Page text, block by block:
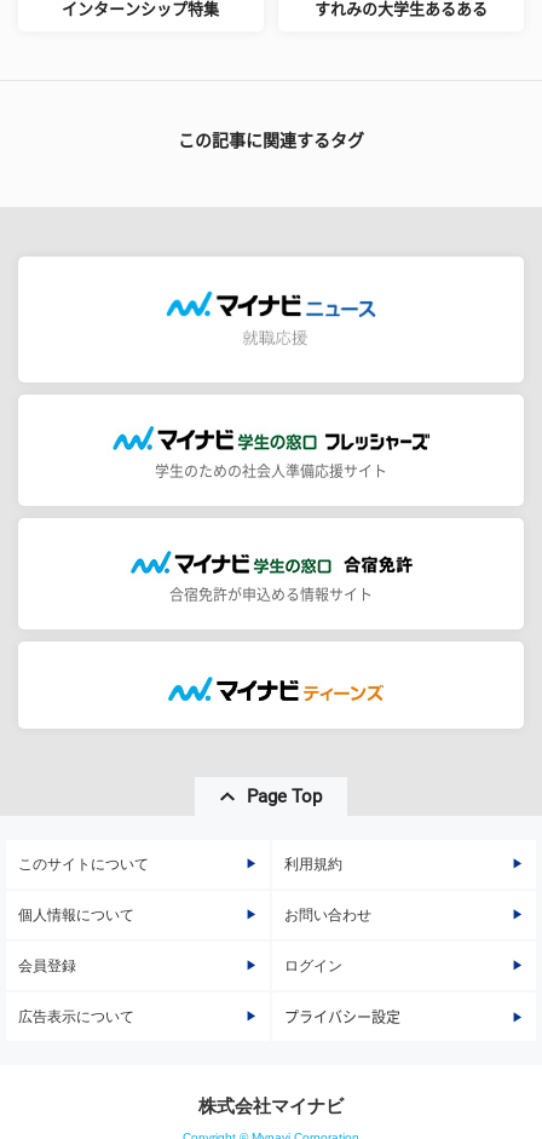
インターンシップ特集 すれみの大学生あるある
この記事に関連するタグ
学生のための社会人準備応援サイト
合宿免許が申込める情報サイト
Page Top
このサイトについて 利用規約
個人情報について お問い合わせ
会員登録 ログイン
広告表示について プライバシー設定
株式会社マイナビ